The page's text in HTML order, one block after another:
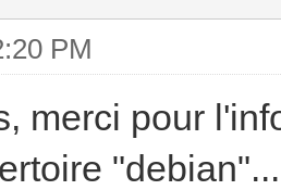
PM
merci pour